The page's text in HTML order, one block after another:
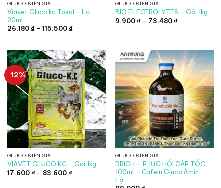
GLUCO ĐIỆN GIẢI
Viavet Gluco kc Tosal – Lọ
20ml
26.180₫ – 115.500₫Khoảng
đến
115.500 ₫
GLUCO ĐIỆN GIẢI
BIO ELECTROLYTES – Gói 1kg
9.900₫ – 73.480₫Khoảng
73.480 ₫
-12%
GLUCO ĐIỆN GIẢI
VIAVET GLUCO KC – Gói 1kg
17.600₫ – 83.600₫Khoảng
GLUCO ĐIỆN GIẢI
DRICH – PHỤC HỒI CẤP TỐC
100ml – Cafein Gluco Amin –
Lọ